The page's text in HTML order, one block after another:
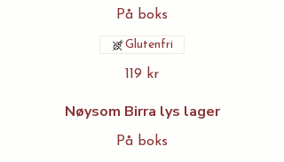
På boks
119 kr
Glutenfri
Nøysom Birra lys lager
På boks